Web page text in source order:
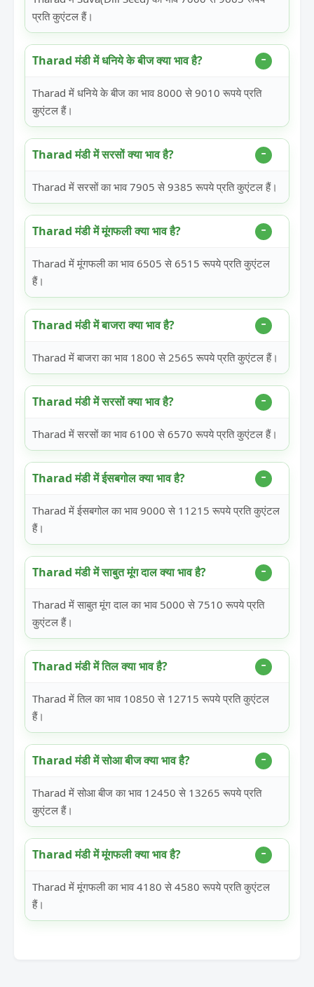
प्रति कुएंटल हैं।
Tharad मंडी में धनिये के बीज क्या भाव है?
Tharad में धनिये के बीज का भाव 8000 से 9010 रूपये प्रति
कुएंटल हैं।
Tharad मंडी में सरसों क्या भाव है?
Tharad में सरसों का भाव 7905 से 9385 रूपये प्रति कुएंटल हैं।
Tharad मंडी में मूंगफली क्या भाव है?
Tharad में मूंगफली का भाव 6505 से 6515 रूपये प्रति कुएंटल
हैं।
Tharad मंडी में बाजरा क्या भाव है?
Tharad में बाजरा का भाव 1800 से 2565 रूपये प्रति कुएंटल हैं।
Tharad मंडी में सरसों क्या भाव है?
Tharad में सरसों का भाव 6100 से 6570 रूपये प्रति कुएंटल हैं।
Tharad मंडी में ईसबगोल क्या भाव है?
Tharad में ईसबगोल का भाव 9000 से 11215 रूपये प्रति कुएंटल
हैं।
Tharad मंडी में साबुत मूंग दाल क्या भाव है?
Tharad में साबुत मूंग दाल का भाव 5000 से 7510 रूपये प्रति
कुएंटल हैं।
Tharad मंडी में तिल क्या भाव है?
Tharad में तिल का भाव 10850 से 12715 रूपये प्रति कुएंटल
हैं।
Tharad मंडी में सोआ बीज क्या भाव है?
Tharad में सोआ बीज का भाव 12450 से 13265 रूपये प्रति
कुएंटल हैं।
Tharad मंडी में मूंगफली क्या भाव है?
Tharad में मूंगफली का भाव 4180 से 4580 रूपये प्रति कुएंटल
हैं।